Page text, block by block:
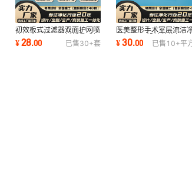
初效板式过滤器双面护网喷
涂间食品间用平板折叠式铝
框空气过滤网
¥28.00 已售30+套
医美整形手术室层流洁
万级GMP设计装修恒温
湿抗菌无尘车间
¥30.00 已售 10+平